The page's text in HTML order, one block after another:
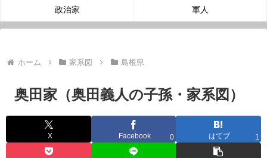
政治家 軍人
ホーム 家系図 島根県
奥田家（奥田義人の子孫・家系図）
X Facebook 0 はてブ 1